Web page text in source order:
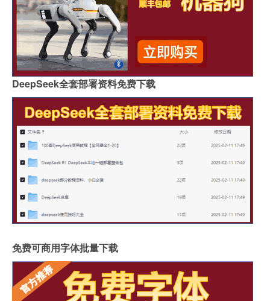
DeepSeek全套部署资料免费下载
免费可商用字体批量下载